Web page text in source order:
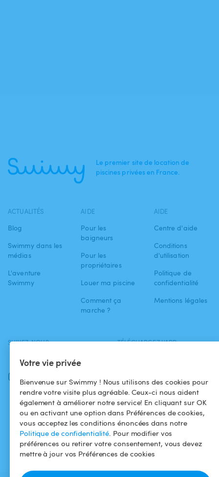
Votre vie privée
Bienvenue sur Swimmy ! Nous utilisons des cookies pour
rendre votre visite plus agréable. Ceux-ci nous aident
également à améliorer notre service! En cliquant sur OK
ou en activant une option dans Préférences de cookies,
vous acceptez les conditions énoncées dans notre
Politique de confidentialité. Pour modifier vos
préférences ou retirer votre consentement, vous devez
mettre à jour vos Préférences de cookies
Le premier site de location de
piscines privées en France.
ACTUALITÉS
Blog
Swimmy dans les
médias
L'aventure
Swimmy
AIDE
Pour les
baigneurs
Pour les
propriétaires
Louer ma piscine
Comment ça
marche ?
AIDE
Centre d'aide
Conditions
d'utilisation
Politique de
confidentialité
Mentions légales
SUIVEZ-NOUS
Facebook
TÉLÉCHARGEZ L'APP